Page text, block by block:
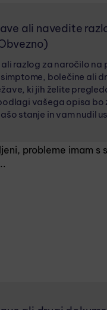
ali navedite
razlog za naročilo na
bolečine ali
ki jih želite
vašega opisa bo
stanje in vam nudil